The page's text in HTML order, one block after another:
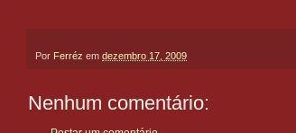
Por Ferréz em dezembro 17, 2009
Nenhum comentário: